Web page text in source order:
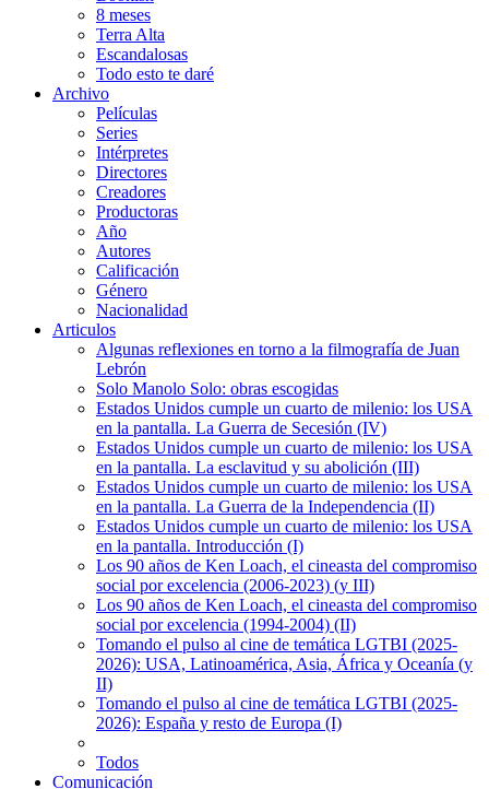
8 meses
Terra Alta
Escandalosas
Todo esto te daré
Archivo
Películas
Series
Intérpretes
Directores
Creadores
Productoras
Año
Autores
Calificación
Género
Nacionalidad
Articulos
Algunas reflexiones en torno a la filmografía de Juan
Lebrón
Solo Manolo Solo: obras escogidas
Estados Unidos cumple un cuarto de milenio: los USA
en la pantalla. La Guerra de Secesión (IV)
Estados Unidos cumple un cuarto de milenio: los USA
en la pantalla. La esclavitud y su abolición (III)
Estados Unidos cumple un cuarto de milenio: los USA
en la pantalla. La Guerra de la Independencia (II)
Estados Unidos cumple un cuarto de milenio: los USA
en la pantalla. Introducción (I)
Los 90 años de Ken Loach, el cineasta del compromiso
social por excelencia (2006-2023) (y III)
Los 90 años de Ken Loach, el cineasta del compromiso
social por excelencia (1994-2004) (II)
Tomando el pulso al cine de temática LGTBI (2025-
2026): USA, Latinoamérica, Asia, África y Oceanía (y
II)
Tomando el pulso al cine de temática LGTBI (2025-
2026): España y resto de Europa (I)
Todos
Comunicación